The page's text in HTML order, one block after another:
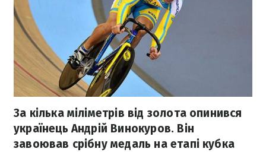
За кілька міліметрів від золота опинився
українець Андрій Винокуров. Він
завоював срібну медаль на етапі кубка